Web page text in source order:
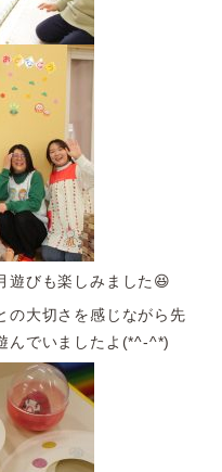
遊びも楽しみました😆
の大切さを感じながら先
んでいましたよ(*^-^*)